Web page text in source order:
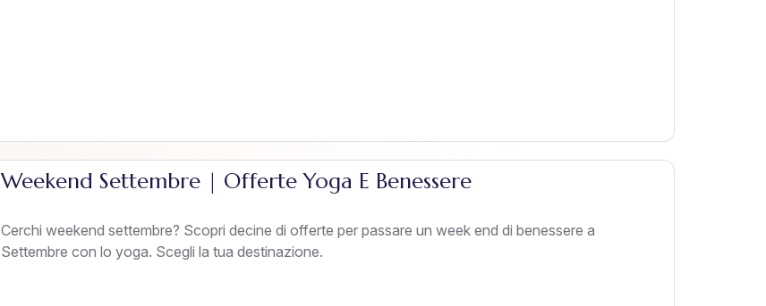
Weekend Settembre | Offerte Yoga E Benessere
Cerchi weekend settembre? Scopri decine di offerte per passare un week end di benessere a
Settembre con lo yoga. Scegli la tua destinazione.